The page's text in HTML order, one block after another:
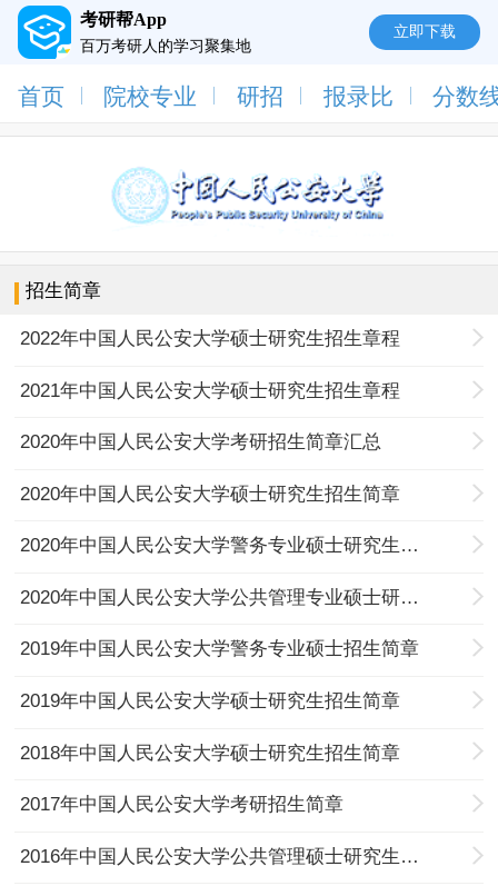
考研帮App
百万考研人的学习聚集地
立即下载
首页 院校专业 研招 报录比 分数
招生简章
2022年中国人民公安大学硕士研究生招生章程
2021年中国人民公安大学硕士研究生招生章程
2020年中国人民公安大学考研招生简章汇总
2020年中国人民公安大学硕士研究生招生简章
2020年中国人民公安大学警务专业硕士研究生招生简章
2020年中国人民公安大学公共管理专业硕士研究生招生简章
2019年中国人民公安大学警务专业硕士招生简章
2019年中国人民公安大学硕士研究生招生简章
2018年中国人民公安大学硕士研究生招生简章
2017年中国人民公安大学考研招生简章
2016年中国人民公安大学公共管理硕士研究生招生简章